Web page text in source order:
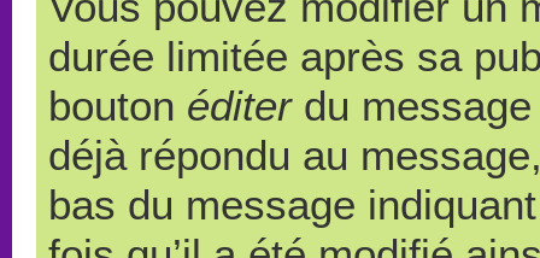
durée limitée après sa
bouton éditerdu message
déjà répondu au
bas du message